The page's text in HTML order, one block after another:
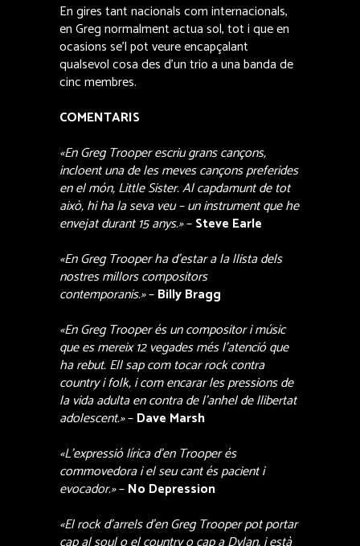
En gires tant nacionals com internacionals,
en Greg normalment actua sol, tot i que en
ocasions se’l pot veure encapçalant
qualsevol cosa des d’un trio a una banda de
cinc membres.
COMENTARIS
«En Greg Trooper escriu grans cançons,
incloent una de les meves cançons preferides
en el món, Little Sister. Al capdamunt de tot
això, hi ha la seva veu – un instrument que he
envejat durant 15 anys.»–Steve Earle
«En Greg Trooper ha d’estar a la llista dels
nostres millors compositors
contemporanis.»–Billy Bragg
«En Greg Trooper és un compositor i músic
que es mereix 12 vegades més l’atenció que
ha rebut. Ell sap com tocar rock contra
country i folk, i com encarar les pressions de
la vida adulta en contra de l’anhel de llibertat
adolescent.»–Dave Marsh
«L’expressió lírica d’en Trooper és
commovedora i el seu cant és pacient i
evocador.»–No Depression
«El rock d’arrels d’en Greg Trooper pot portar